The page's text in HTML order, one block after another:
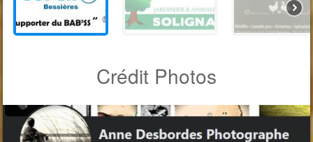
Crédit Photos